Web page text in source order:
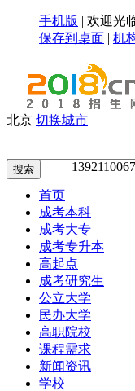
手机版 | 欢迎光
保存到桌面 | 机
北京 切换城市
搜索
首页
成考本科
成考大专
成考专升本
高起点
成考研究生
公立大学
民办大学
高职院校
课程需求
新闻资讯
学校